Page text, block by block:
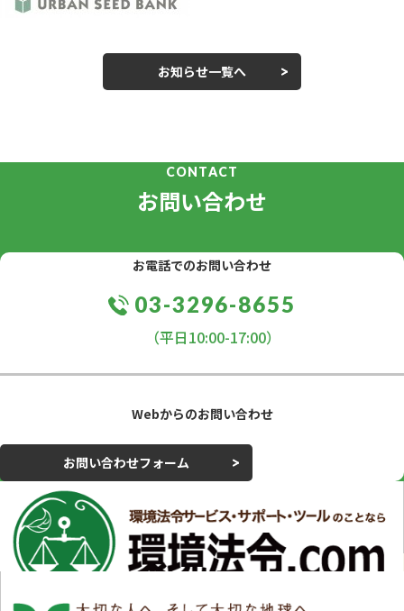
お知らせ一覧へ
CONTACT
お問い合わせ
お電話でのお問い合わせ
03-3296-8655
（平日10:00-17:00）
Webからのお問い合わせ
お問い合わせフォーム